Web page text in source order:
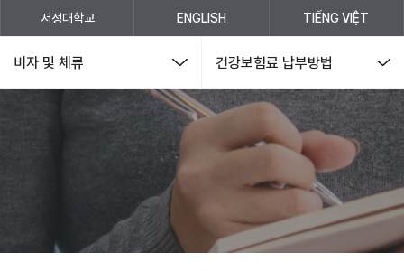
서정대학교(새 창 열림) ENGLISH TIẾNG VIỆT
국제교류처
비자 및 체류 건강보험료 납부방법